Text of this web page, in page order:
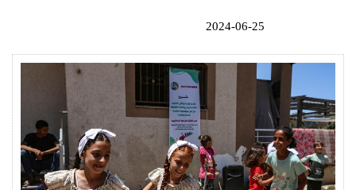
2024-06-25